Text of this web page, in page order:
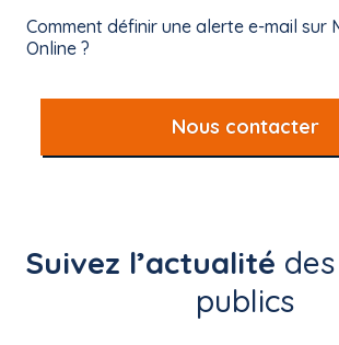
Comment définir une alerte e-mail sur
Online ?
Nous contacter
Suivez l’actualité
publics